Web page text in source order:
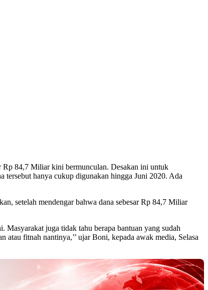
Rp 84,7 Miliar kini bermunculan. Desakan ini untuk
tersebut hanya cukup digunakan hingga Juni 2020. Ada
setelah mendengar bahwa dana sebesar Rp 84,7 Miliar
Masyarakat juga tidak tahu berapa bantuan yang sudah
atau fitnah nantinya,’’ ujar Boni, kepada awak media, Selasa